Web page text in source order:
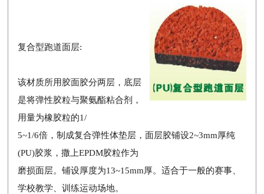
复合型跑道面层:
该材质所用胶面胶分两层，底层
是将弹性胶粒与聚氨酯粘合剂，
用量为橡胶粒的1/
5~1/6倍，制成复合弹性体垫层，面层胶铺设2~3mm厚纯
(PU)胶浆，撒上EPDM胶粒作为
磨损面层。铺设厚度为13~15mm厚。适合于一般的赛事、
学校教学、训练运动场地。